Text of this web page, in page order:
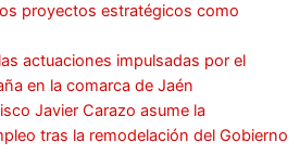
proyectos estratégicos como
actuaciones impulsadas por el
en la comarca de Jaén
Javier Carazo asume la
tras la remodelación del Gobierno